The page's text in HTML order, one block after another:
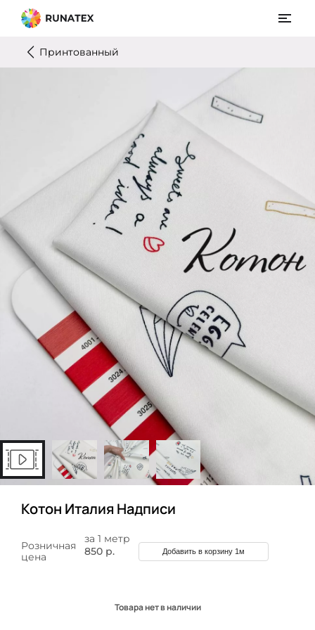
Принтованный
Котон Италия Надписи
за 1 метр
Розничная
цена
850 р. Добавить в корзину 1м
Товара нет в наличии